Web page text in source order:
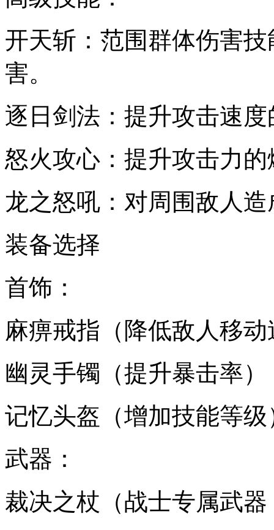
开天斩：范围群体伤害
害。
逐日剑法：提升攻击速
怒火攻心：提升攻击力
龙之怒吼：对周围敌人
装备选择
首饰：
麻痹戒指（降低敌人移
幽灵手镯（提升暴击率）
记忆头盔（增加技能等级
武器：
裁决之杖（战士专属武